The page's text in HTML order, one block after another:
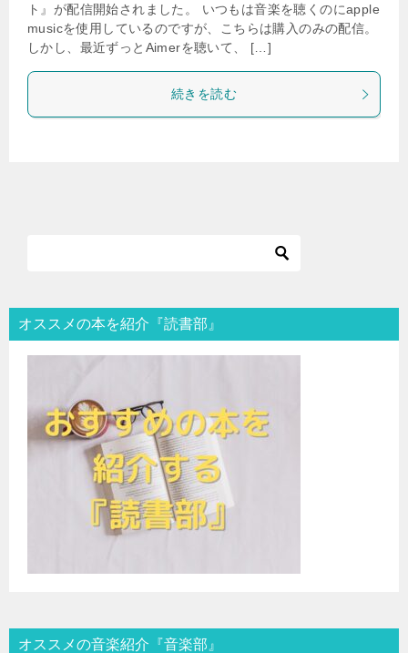
ト』が配信開始されました。 いつもは音楽を聴くのにapple
musicを使用しているのですが、こちらは購入のみの配信。
しかし、最近ずっとAimerを聴いて、 […]
続きを読む
オススメの本を紹介『読書部』
オススメの音楽紹介『音楽部』